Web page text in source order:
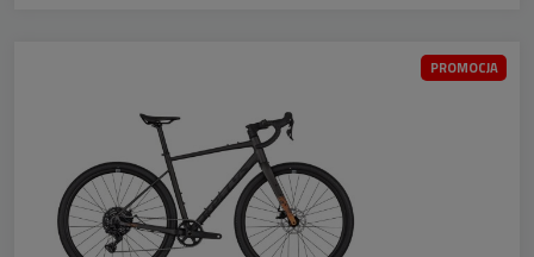
PROMOCJA